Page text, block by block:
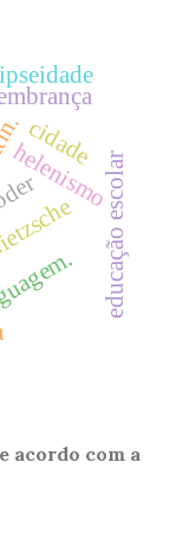
helenismoeducação escolar
ipseidade
cidade
acordo com a